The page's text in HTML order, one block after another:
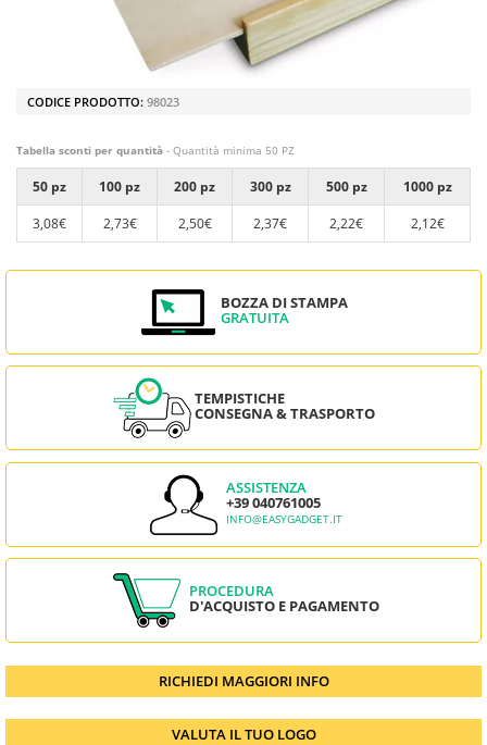
CODICE PRODOTTO: 98023
Tabella sconti per quantità - Quantità minima 50 PZ
50 pz 100 pz 200 pz 300 pz 500 pz
1000 pz
3,08€
2,73€ 2,50€ 2,37€ 2,22€ 2,12€
BOZZA DI STAMPA
GRATUITA
TEMPISTICHE
CONSEGNA & TRASPORTO
ASSISTENZA
+39 040761005
INFO@EASYGADGET.IT
PROCEDURA
D'ACQUISTO E PAGAMENTO
RICHIEDI MAGGIORI INFO
VALUTA IL TUO LOGO